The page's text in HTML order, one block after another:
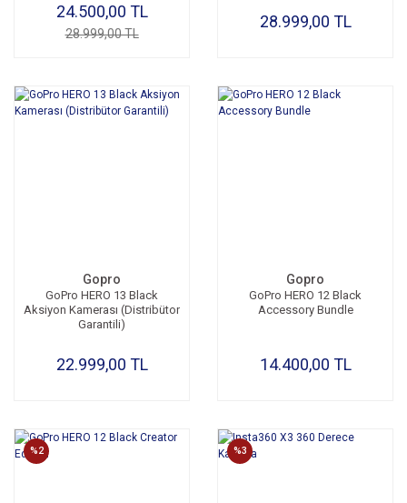
24.500,00 TL
28.999,00 TL
28.999,00 TL
Gopro
GoPro HERO 13 Black
Aksiyon Kamerası (Distribütor
Garantili)
22.999,00 TL
Gopro
GoPro HERO 12 Black
Accessory Bundle
14.400,00 TL
%2 %3